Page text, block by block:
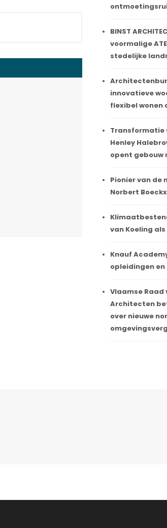
BINST
voormalige
stedelijke
innovatieve
flexibel
Transformatie
Henley
opent gebouw
Pionier van
Norbert
van Koeling
Knauf
opleidingen
Vlaamse Raad
Architecten
over nieuwe